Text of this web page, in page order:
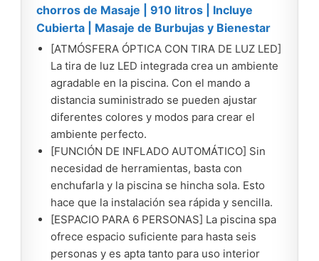
chorros de Masaje | 910 litros | Incluye
Cubierta | Masaje de Burbujas y Bienestar
[ATMÓSFERA ÓPTICA CON TIRA DE LUZ LED]
La tira de luz LED integrada crea un ambiente
agradable en la piscina. Con el mando a
distancia suministrado se pueden ajustar
diferentes colores y modos para crear el
ambiente perfecto.
[FUNCIÓN DE INFLADO AUTOMÁTICO] Sin
necesidad de herramientas, basta con
enchufarla y la piscina se hincha sola. Esto
hace que la instalación sea rápida y sencilla.
[ESPACIO PARA 6 PERSONAS] La piscina spa
ofrece espacio suficiente para hasta seis
personas y es apta tanto para uso interior